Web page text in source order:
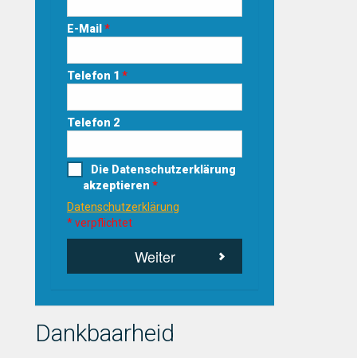
E-Mail *
Telefon 1 *
Telefon 2
Die Datenschutzerklärung
akzeptieren *
Datenschutzerklärung
* verpflichtet
Weiter
Dankbaarheid